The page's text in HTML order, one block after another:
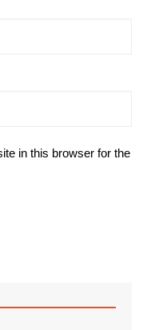
in this browser for the